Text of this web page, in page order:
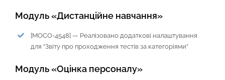
Модуль «Дистанційне навчання»
[MOCO-4548] — Реалізовано додаткові налаштування
для “Звіту про проходження тестів за категоріями”
Модуль «Оцінка персоналу»